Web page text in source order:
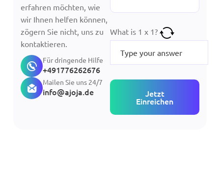
erfahren möchten, wie
wir Ihnen helfen können,
zögern Sie nicht, uns zu
kontaktieren.
Für dringende Hilfe
+491776262676
Mailen Sie uns 24/7
info@ajoja.de
What is 1 x 1?
Jetzt
Einreichen